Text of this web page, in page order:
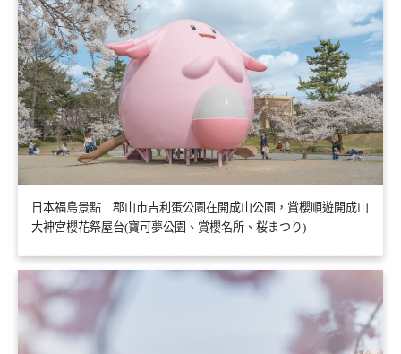
日本福島景點｜郡山市吉利蛋公園在開成山公園，賞櫻順遊開成山
大神宮櫻花祭屋台(寶可夢公園、賞櫻名所、桜まつり)